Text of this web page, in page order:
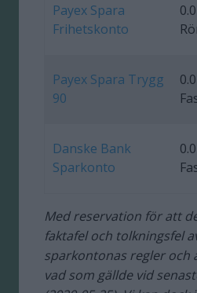
Payex Spara
Frihetskonto
Payex Spara Trygg
90
Danske Bank
Sparkonto
Med reservation för att
faktafel och tolkningsfel
sparkontonas regler och
vad som gällde vid